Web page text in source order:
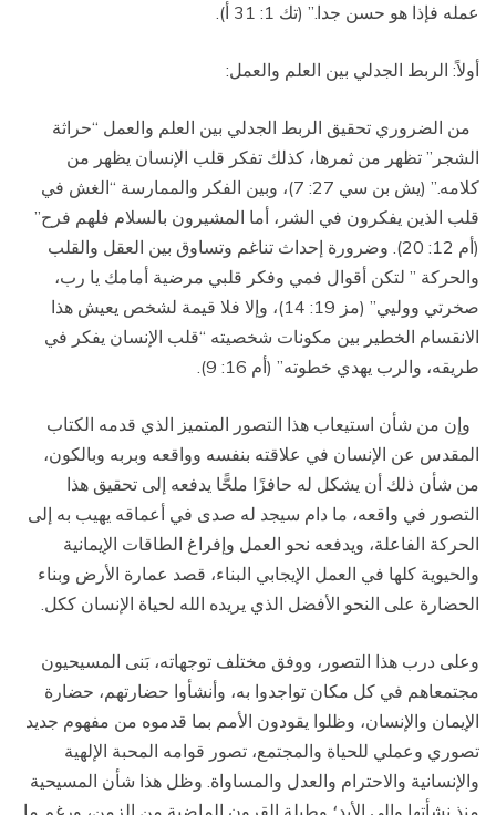
عمله فإذا هو حسن جدا.” (تك 1: 31 أ).
أولاً: الربط الجدلي بين العلم والعمل:
من الضروري تحقيق الربط الجدلي بين العلم والعمل “حراثة
الشجر” تظهر من ثمرها، كذلك تفكر قلب الإنسان يظهر من
كلامه.” (يش بن سي 27: 7)، وبين الفكر والممارسة “الغش في
قلب الذين يفكرون في الشر، أما المشيرون بالسلام فلهم فرح”
(أم 12: 20). وضرورة إحداث تناغم وتساوق بين العقل والقلب
والحركة ” لتكن أقوال فمي وفكر قلبي مرضية أمامك يا رب،
صخرتي ووليي” (مز 19: 14)، وإلا فلا قيمة لشخص يعيش هذا
الانقسام الخطير بين مكونات شخصيته “قلب الإنسان يفكر في
طريقه، والرب يهدي خطوته” (أم 16: 9).
وإن من شأن استيعاب هذا التصور المتميز الذي قدمه الكتاب
المقدس عن الإنسان في علاقته بنفسه وواقعه وبربه وبالكون،
من شأن ذلك أن يشكل له حافزًا ملحًّا يدفعه إلى تحقيق هذا
التصور في واقعه، ما دام سيجد له صدى في أعماقه يهيب به إلى
الحركة الفاعلة، ويدفعه نحو العمل وإفراغ الطاقات الإيمانية
والحيوية كلها في العمل الإيجابي البناء، قصد عمارة الأرض وبناء
الحضارة على النحو الأفضل الذي يريده الله لحياة الإنسان ككل.
وعلى درب هذا التصور، ووفق مختلف توجهاته، بَنى المسيحيون
مجتمعاهم في كل مكان تواجدوا به، وأنشأوا حضارتهم، حضارة
الإيمان والإنسان، وظلوا يقودون الأمم بما قدموه من مفهوم جديد
تصوري وعملي للحياة والمجتمع، تصور قوامه المحبة الإلهية
والإنسانية والاحترام والعدل والمساواة. وظل هذا شأن المسيحية
منذ نشأتها وإلى الأبد؛ وطيلة القرون الماضية من الزمن، ورغم ما